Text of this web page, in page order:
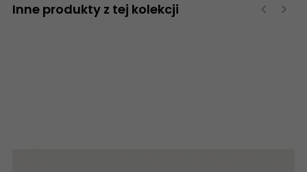
Inne produkty z tej kolekcji